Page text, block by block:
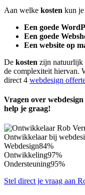
Aan welke kosten kun
Een goede
Een goede
Een website op
De kosten zijn natuurlijk
de complexiteit hiervan.
direct 4 webdesign
Vragen over
help je graag!
Ontwikkelaar bij
Webdesign84%
Ontwikkeling97%
Ondersteuning95%
Stel direct je vraag aan